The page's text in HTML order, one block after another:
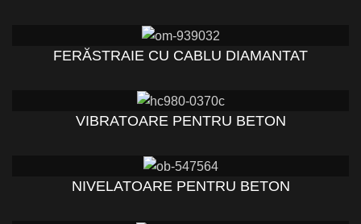
FERĂSTRAIE CU CABLU DIAMANTAT
VIBRATOARE PENTRU BETON
NIVELATOARE PENTRU BETON